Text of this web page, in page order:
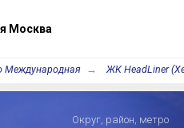
Москва
Международная ЖК HeadLiner
Округ, район, метро